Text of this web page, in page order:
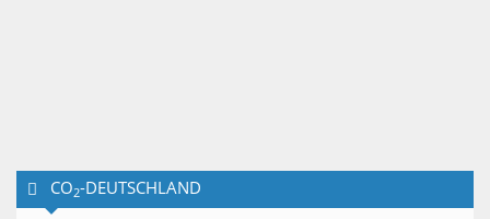
CO2-DEUTSCHLAND